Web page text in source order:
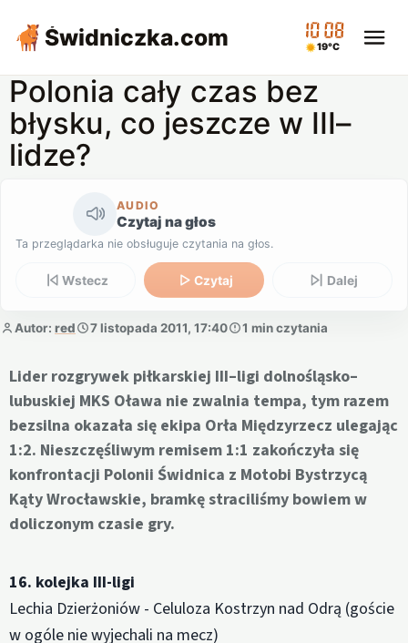
Świdniczka.com 10:08
19°C
Polonia cały czas bez
błysku, co jeszcze w III–
lidze?
AUDIO
Czytaj na głos
Ta przeglądarka nie obsługuje czytania na głos.
Wstecz Czytaj Dalej
Autor: red 7 listopada 2011, 17:40 1 min czytania
Lider rozgrywek piłkarskiej III–ligi dolnośląsko–
lubuskiej MKS Oława nie zwalnia tempa, tym razem
bezsilna okazała się ekipa Orła Międzyrzecz ulegając
1:2. Nieszczęśliwym remisem 1:1 zakończyła się
konfrontacji Polonii Świdnica z Motobi Bystrzycą
Kąty Wrocławskie, bramkę straciliśmy bowiem w
doliczonym czasie gry.
16. kolejka III-ligi
Lechia Dzierżoniów - Celuloza Kostrzyn nad Odrą (goście
w ogóle nie wyjechali na mecz)